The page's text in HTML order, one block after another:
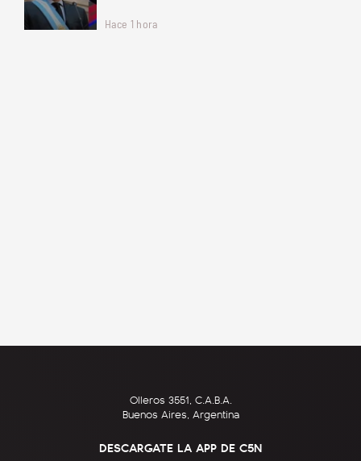
Hace 1 hora
Olleros 3551, C.A.B.A.
Buenos Aires, Argentina
DESCARGATE LA APP DE C5N